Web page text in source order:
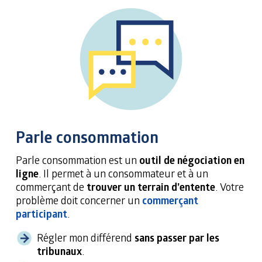
Parle consommation
Parle consommation est un outil de négociation en
ligne. Il permet à un consommateur et à un
commerçant de trouver un terrain d’entente. Votre
problème doit concerner un commerçant
participant.
Régler mon différend sans passer par les
tribunaux.